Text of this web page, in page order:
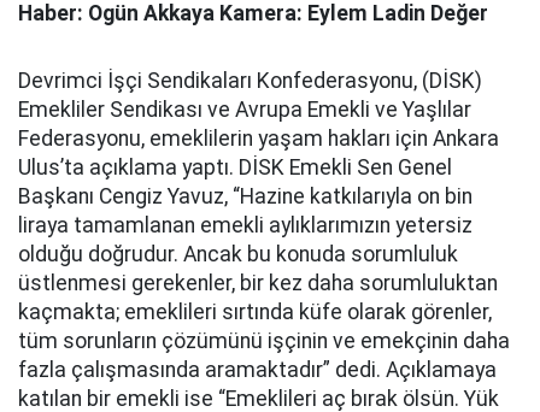
Haber: Ogün Akkaya Kamera: Eylem Ladin Değer
Devrimci İşçi Sendikaları Konfederasyonu, (DİSK)
Emekliler Sendikası ve Avrupa Emekli ve Yaşlılar
Federasyonu, emeklilerin yaşam hakları için Ankara
Ulus’ta açıklama yaptı. DİSK Emekli Sen Genel
Başkanı Cengiz Yavuz, “Hazine katkılarıyla on bin
liraya tamamlanan emekli aylıklarımızın yetersiz
olduğu doğrudur. Ancak bu konuda sorumluluk
üstlenmesi gerekenler, bir kez daha sorumluluktan
kaçmakta; emeklileri sırtında küfe olarak görenler,
tüm sorunların çözümünü işçinin ve emekçinin daha
fazla çalışmasında aramaktadır” dedi. Açıklamaya
katılan bir emekli ise “Emeklileri aç bırak ölsün. Yük